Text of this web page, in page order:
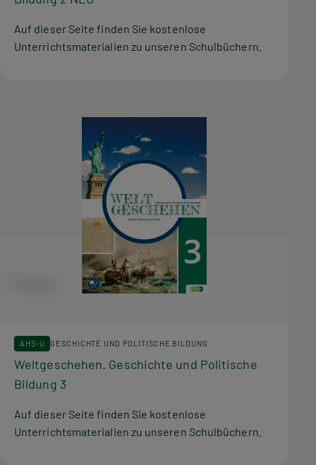
Auf dieser Seite finden Sie kostenlose
Unterrichtsmaterialien zu unseren Schulbüchern.
AHS-U GESCHICHTE UND POLITISCHE BILDUNG
Weltgeschehen. Geschichte und Politische
Bildung 3
Auf dieser Seite finden Sie kostenlose
Unterrichtsmaterialien zu unseren Schulbüchern.